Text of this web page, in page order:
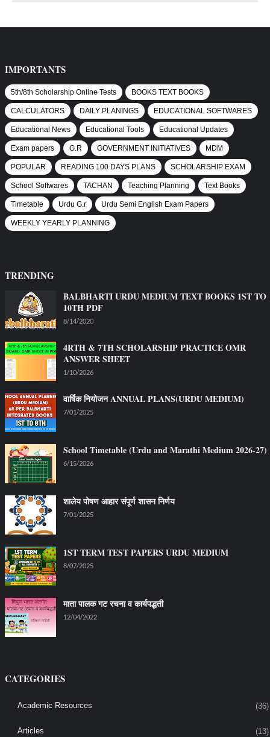
IMPORTANTS
5th/8th Scholarship Online Tests BOOKS TEXT BOOKS
CALCULATORS DAILY PLANINGS EDUCATIONAL SOFTWARES
Educational News Educational Tools Educational Updates
Exam papers G.R GOVERNMENT INITIATIVES MDM
POPULAR READING 100 DAYS PLANS SCHOLARSHIP EXAM
School Softwares TACHAN Teaching Planning Text Books
Timetable Urdu G.r Urdu Semi English Exam Papers
WEEKLY YEARLY PLANNING
TRENDING
BALBHARTI URDU MEDIUM TEXT BOOKS 1ST TO
10TH PDF
8/14/2020
4RTH & 7TH SCHOLARSHIP PRACTICE OMR
ANSWER SHEET
1/10/2026
वार्षिक नियोजन ANNUAL PLANS(URDU MEDIUM)
7/01/2025
School Timetable (Urdu and Marathi Medium 2026-27)
6/15/2026
शालेय पोषण आहार संपूर्ण शासन निर्णय
7/01/2025
1ST TERM TEST PAPERS URDU MEDIUM
8/07/2025
माता पालक गट रचना व कार्यपद्धती
12/04/2022
CATEGORIES
Academic Resources (36)
Articles (13)